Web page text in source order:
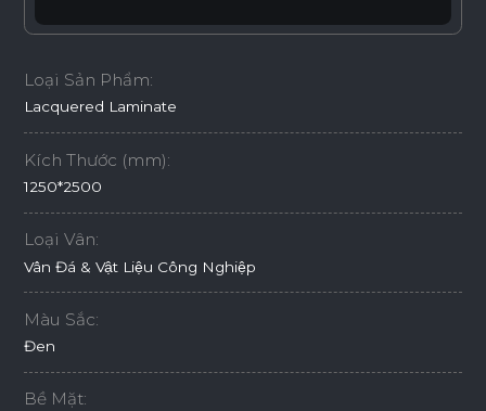
Loại Sản Phẩm:
Lacquered Laminate
Kích Thước (mm):
1250*2500
Loại Vân:
Vân Đá & Vật Liệu Công Nghiệp
Màu Sắc:
Đen
Bề Mặt: